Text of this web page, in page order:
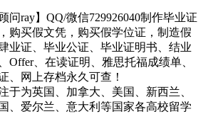
问ray】QQ/微信729926040制作毕业证
购买假文凭，购买假学位证，制造假
业证、毕业公证、毕业证明书、结业
Offer、在读证明、雅思托福成绩单、
、网上存档永久可查！
于为英国、加拿大、美国、新西兰、
、爱尔兰、意大利等国家各高校留学